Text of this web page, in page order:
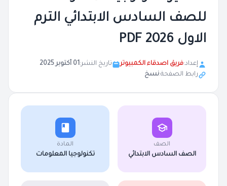
للصف السادس الابتدائي الترم
الاول 2026 PDF
إعداد:فريق اصدقاء الكمبيوتر تاريخ النشر:01 أكتوبر 2025
رابط الصفحة:نسخ
الصف
الصف السادس الابتدائي
المادة
تكنولوجيا المعلومات